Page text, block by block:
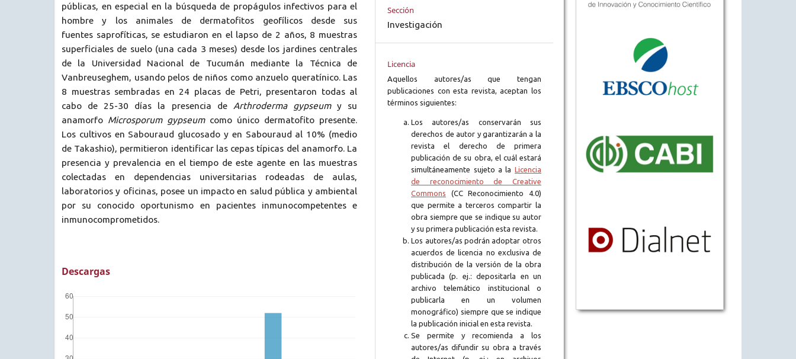
públicas, en especial en la búsqueda de propágulos infectivos para el
hombre y los animales de dermatofitos geofílicos desde sus
fuentes saprofíticas, se estudiaron en el lapso de 2 años, 8 muestras
superficiales de suelo (una cada 3 meses) desde los jardines centrales
de la Universidad Nacional de Tucumán mediante la Técnica de
Vanbreuseghem, usando pelos de niños como anzuelo queratínico. Las
8 muestras sembradas en 24 placas de Petri, presentaron todas al
cabo de 25-30 días la presencia de Arthroderma gypseumy su
anamorfo Microsporum gypseumcomo único dermatofito presente.
Los cultivos en Sabouraud glucosado y en Sabouraud al 10% (medio
de Takashio), permitieron identificar las cepas típicas del anamorfo. La
presencia y prevalencia en el tiempo de este agente en las muestras
colectadas en dependencias universitarias rodeadas de aulas,
laboratorios y oficinas, posee un impacto en salud pública y ambiental
por su conocido oportunismo en pacientes inmunocompetentes e
inmunocomprometidos.
Descargas
Sección
Investigación
Licencia
Aquellos autores/as que tengan
publicaciones con esta revista, aceptan los
términos siguientes:
Los autores/as conservarán sus
derechos de autor y garantizarán a la
revista el derecho de primera
publicación de su obra, el cuál estará
simultáneamente sujeto a la Licencia
de reconocimiento de Creative
Commons (CC Reconocimiento 4.0)
que permite a terceros compartir la
obra siempre que se indique su autor
y su primera publicación esta revista.
Los autores/as podrán adoptar otros
acuerdos de licencia no exclusiva de
distribución de la versión de la obra
publicada (p. ej.: depositarla en un
archivo telemático institucional o
publicarla en un volumen
monográfico) siempre que se indique
la publicación inicial en esta revista.
Se permite y recomienda a los
autores/as difundir su obra a través